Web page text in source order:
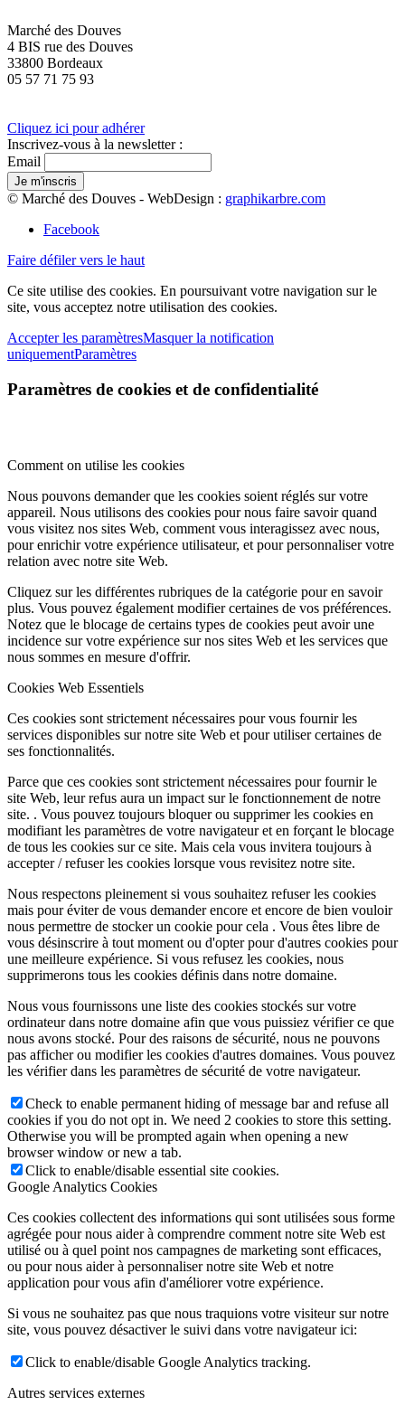
Marché des Douves
4 BIS rue des Douves
33800 Bordeaux
05 57 71 75 93
Cliquez ici pour adhérer
Inscrivez-vous à la newsletter :
Email
© Marché des Douves - WebDesign : graphikarbre.com
Facebook
Faire défiler vers le haut
Ce site utilise des cookies. En poursuivant votre navigation sur le
site, vous acceptez notre utilisation des cookies.
Accepter les paramètresMasquer la notification
uniquementParamètres
Paramètres de cookies et de confidentialité
Comment on utilise les cookies
Nous pouvons demander que les cookies soient réglés sur votre
appareil. Nous utilisons des cookies pour nous faire savoir quand
vous visitez nos sites Web, comment vous interagissez avec nous,
pour enrichir votre expérience utilisateur, et pour personnaliser votre
relation avec notre site Web.
Cliquez sur les différentes rubriques de la catégorie pour en savoir
plus. Vous pouvez également modifier certaines de vos préférences.
Notez que le blocage de certains types de cookies peut avoir une
incidence sur votre expérience sur nos sites Web et les services que
nous sommes en mesure d'offrir.
Cookies Web Essentiels
Ces cookies sont strictement nécessaires pour vous fournir les
services disponibles sur notre site Web et pour utiliser certaines de
ses fonctionnalités.
Parce que ces cookies sont strictement nécessaires pour fournir le
site Web, leur refus aura un impact sur le fonctionnement de notre
site. . Vous pouvez toujours bloquer ou supprimer les cookies en
modifiant les paramètres de votre navigateur et en forçant le blocage
de tous les cookies sur ce site. Mais cela vous invitera toujours à
accepter / refuser les cookies lorsque vous revisitez notre site.
Nous respectons pleinement si vous souhaitez refuser les cookies
mais pour éviter de vous demander encore et encore de bien vouloir
nous permettre de stocker un cookie pour cela . Vous êtes libre de
vous désinscrire à tout moment ou d'opter pour d'autres cookies pour
une meilleure expérience. Si vous refusez les cookies, nous
supprimerons tous les cookies définis dans notre domaine.
Nous vous fournissons une liste des cookies stockés sur votre
ordinateur dans notre domaine afin que vous puissiez vérifier ce que
nous avons stocké. Pour des raisons de sécurité, nous ne pouvons
pas afficher ou modifier les cookies d'autres domaines. Vous pouvez
les vérifier dans les paramètres de sécurité de votre navigateur.
Check to enable permanent hiding of message bar and refuse all
cookies if you do not opt in. We need 2 cookies to store this setting.
Otherwise you will be prompted again when opening a new
browser window or new a tab.
Click to enable/disable essential site cookies.
Google Analytics Cookies
Ces cookies collectent des informations qui sont utilisées sous forme
agrégée pour nous aider à comprendre comment notre site Web est
utilisé ou à quel point nos campagnes de marketing sont efficaces,
ou pour nous aider à personnaliser notre site Web et notre
application pour vous afin d'améliorer votre expérience.
Si vous ne souhaitez pas que nous traquions votre visiteur sur notre
site, vous pouvez désactiver le suivi dans votre navigateur ici:
Click to enable/disable Google Analytics tracking.
Autres services externes